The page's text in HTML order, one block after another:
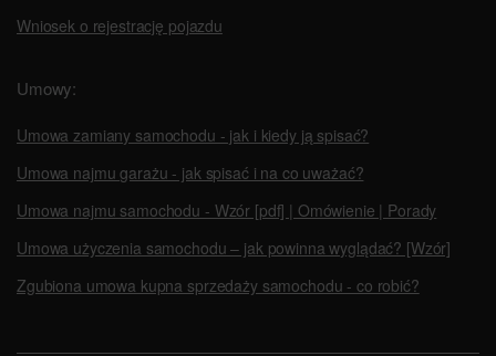
Wniosek o rejestrację pojazdu
Umowy:
Umowa zamiany samochodu - jak i kiedy ją spisać?
Umowa najmu garażu - jak spisać i na co uważać?
Umowa najmu samochodu - Wzór [pdf] | Omówienie | Porady
Umowa użyczenia samochodu – jak powinna wyglądać? [Wzór]
Zgubiona umowa kupna sprzedaży samochodu - co robić?